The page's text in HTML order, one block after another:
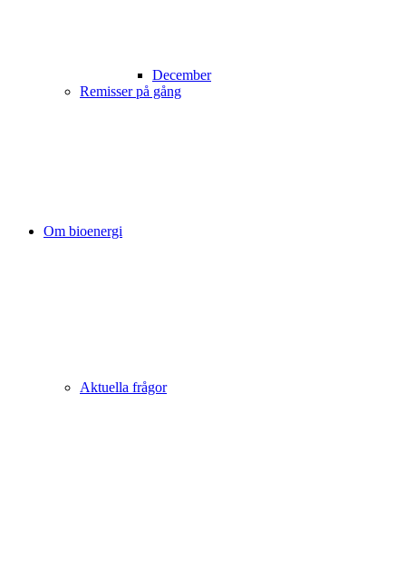
December
Remisser på gång
Om bioenergi
Aktuella frågor